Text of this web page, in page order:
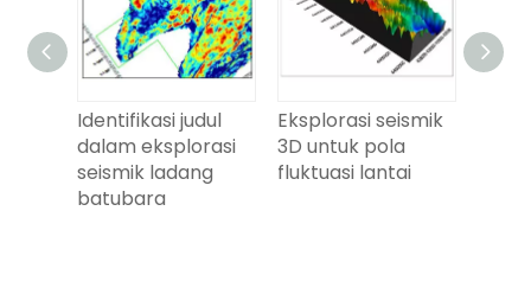
Identifikasi judul
dalam eksplorasi
seismik ladang
batubara
Eksplorasi seismik
3D untuk pola
fluktuasi lantai